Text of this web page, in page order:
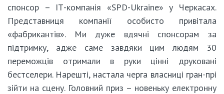
спонсор – ІТ-компанія «SPD-Ukraine» у Черкасах.
Представниця компанії особисто привітала
«фабрикантів». Ми дуже вдячні спонсорам за
підтримку, адже саме завдяки цим людям 30
переможців отримали в руки цінні друковані
бестселери. Нарешті, настала черга власниці гран-прі
зійти на сцену. Головний приз – новеньку електронну